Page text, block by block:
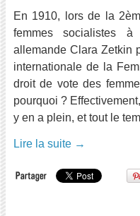
En 1910, lors de la
femmes socialistes à
allemande Clara Zetkin
internationale de la
droit de vote des
pourquoi ?
y en a plein, et tout le
Lire la suite →